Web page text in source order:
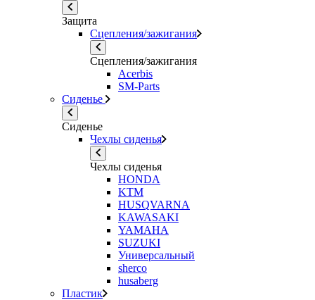
Защита
Сцепления/зажигания
Сцепления/зажигания
Acerbis
SM-Parts
Сиденье
Сиденье
Чехлы сиденья
Чехлы сиденья
HONDA
KTM
HUSQVARNA
KAWASAKI
YAMAHA
SUZUKI
Универсальный
sherco
husaberg
Пластик